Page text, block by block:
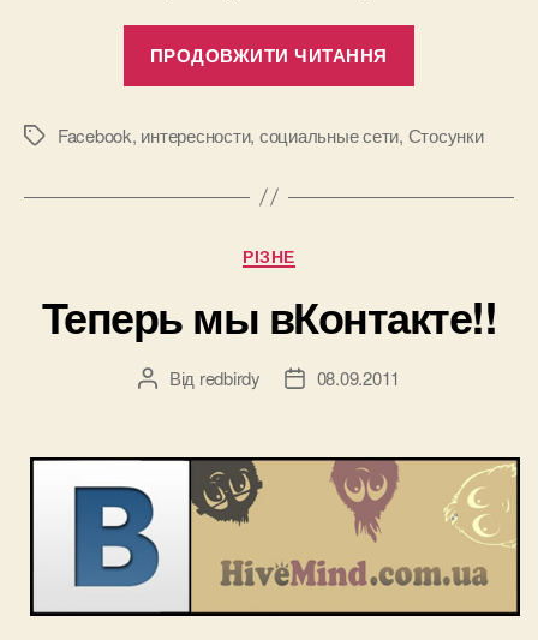
ПРОДОВЖИТИ ЧИТАННЯ
33%
Позначки
Facebook, интересности, социальные сети, Стосунки
Категорії
РІЗНЕ
Теперь мы вКонтакте!!
Автор
Від redbirdy
Дата08.09.2011